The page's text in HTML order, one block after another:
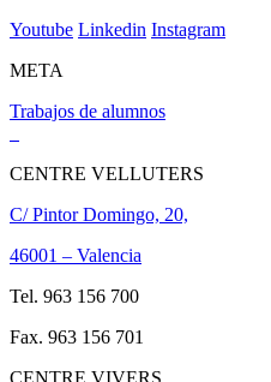
Youtube Linkedin Instagram
META
Trabajos de alumnos
CENTRE VELLUTERS
C/ Pintor Domingo, 20,
46001 – Valencia
Tel. 963 156 700
Fax. 963 156 701
CENTRE VIVERS